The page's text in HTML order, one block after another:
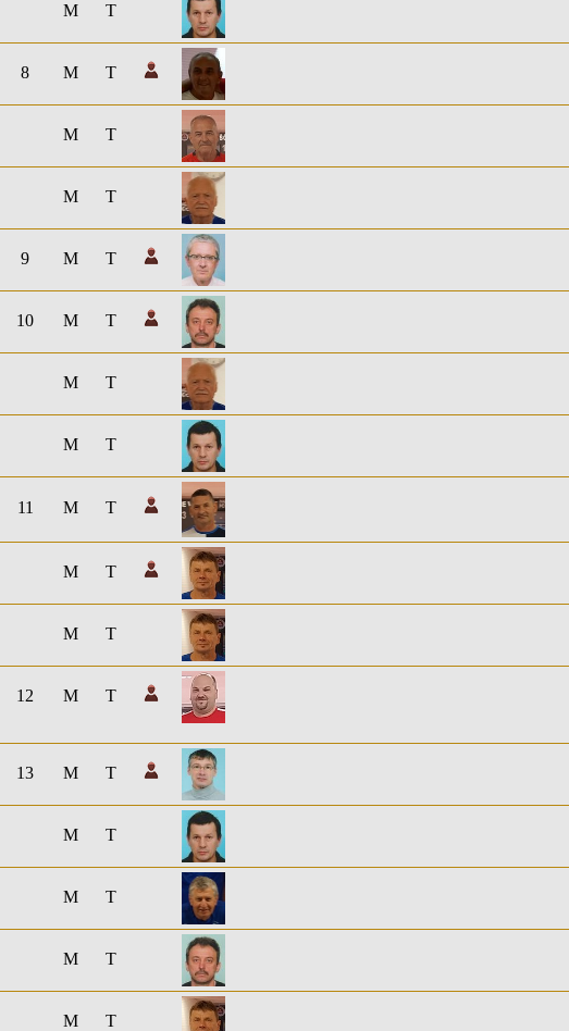
M T
8 M T
M T
M T
9 M T
10 M T
M T
M T
11 M T
M T
M T
12 M T
13 M T
M T
M T
M T
M T